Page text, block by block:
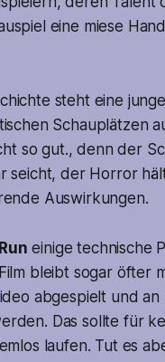
eine miese
steht eine
Schauplätzen
so gut., denn der
seicht, der Horror
Auswirkungen.
einige technische
bleibt sogar öfter
abgespielt und
Das sollte für
laufen. Tut es